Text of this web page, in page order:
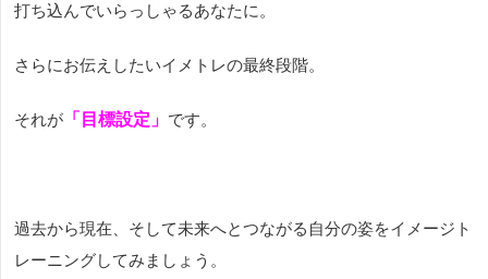
打ち込んでいらっしゃるあなたに。
さらにお伝えしたいイメトレの最終段階。
それが 「目標設定」 です。
過去から現在、そして未来へとつながる自分の姿をイメージト
レーニングしてみましょう。